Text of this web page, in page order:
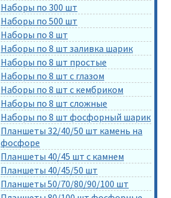
Наборы по 300 шт
Наборы по 500 шт
Наборы по 8 шт
Наборы по 8 шт заливка шарик
Наборы по 8 шт простые
Наборы по 8 шт с глазом
Наборы по 8 шт с кембриком
Наборы по 8 шт сложные
Наборы по 8 шт фосфорный шарик
Планшеты 32/40/50 шт камень на
фосфоре
Планшеты 40/45 шт с камнем
Планшеты 40/45/50 шт
Планшеты 50/70/80/90/100 шт